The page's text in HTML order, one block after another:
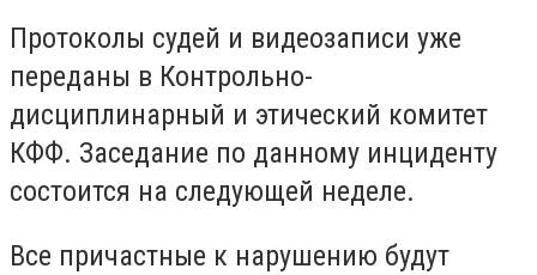
Протоколы судей и видеозаписи уже
переданы в Контрольно-
дисциплинарный и этический комитет
КФФ. Заседание по данному инциденту
состоится на следующей неделе.
Все причастные к нарушению будут